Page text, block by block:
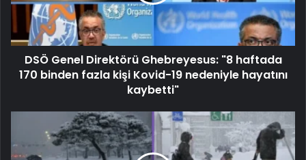
DSÖ Genel Direktörü Ghebreyesus: "8 haftada
170 binden fazla kişi Kovid-19 nedeniyle hayatını
kaybetti"